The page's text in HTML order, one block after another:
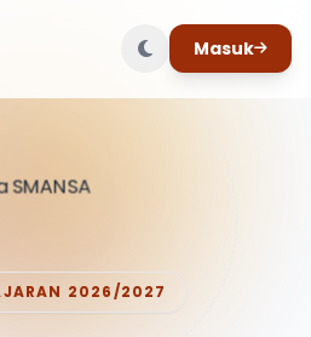
Masuk
2026/2027